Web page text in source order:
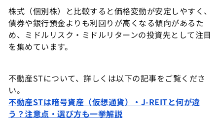
株式（個別株）と比較すると価格変動が安定しやすく、
債券や銀行預金よりも利回りが高くなる傾向があるた
め、ミドルリスク・ミドルリターンの投資先として注目
を集めています。
不動産STについて、詳しくは以下の記事をご覧くださ
い。
不動産STは暗号資産（仮想通貨）・J-REITと何が違
う？注意点・選び方も一挙解説